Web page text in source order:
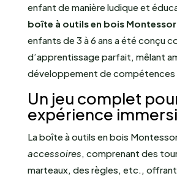
enfant de manière ludique et
boîte à outils en bois
enfants de 3 à 6 ans a été conçu
d’apprentissage parfait, mêlant
développement de compétences
Un jeu complet
expérience
La boîte à outils en bois
accessoires, comprenant des
marteaux, des règles, etc., offrant